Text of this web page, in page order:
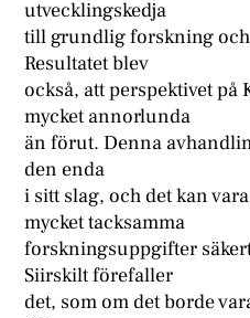
utvecklingskedja
till grundlig forskning
Resultatet blev
också, att perspektivet
mycket annorlunda
än förut. Denna
den enda
i sitt slag, och det kan
mycket tacksamma
forskningsuppgifter
Siirskilt förefaller
det, som om det borde